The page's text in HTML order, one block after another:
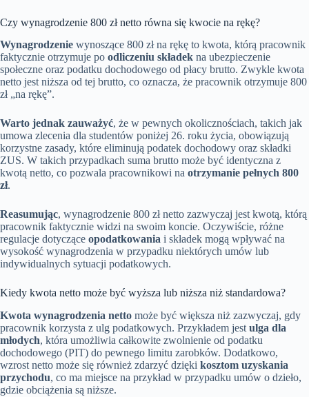
Czy wynagrodzenie 800 zł netto równa się kwocie na rękę?
Wynagrodzenie wynoszące 800 zł na rękę to kwota, którą pracownik
faktycznie otrzymuje po odliczeniu składek na ubezpieczenie
społeczne oraz podatku dochodowego od płacy brutto. Zwykle kwota
netto jest niższa od tej brutto, co oznacza, że pracownik otrzymuje 800
zł „na rękę”.
Warto jednak zauważyć, że w pewnych okolicznościach, takich jak
umowa zlecenia dla studentów poniżej 26. roku życia, obowiązują
korzystne zasady, które eliminują podatek dochodowy oraz składki
ZUS. W takich przypadkach suma brutto może być identyczna z
kwotą netto, co pozwala pracownikowi na otrzymanie pełnych 800
zł.
Reasumując, wynagrodzenie 800 zł netto zazwyczaj jest kwotą, którą
pracownik faktycznie widzi na swoim koncie. Oczywiście, różne
regulacje dotyczące opodatkowania i składek mogą wpływać na
wysokość wynagrodzenia w przypadku niektórych umów lub
indywidualnych sytuacji podatkowych.
Kiedy kwota netto może być wyższa lub niższa niż standardowa?
Kwota wynagrodzenia netto może być większa niż zazwyczaj, gdy
pracownik korzysta z ulg podatkowych. Przykładem jest ulga dla
młodych, która umożliwia całkowite zwolnienie od podatku
dochodowego (PIT) do pewnego limitu zarobków. Dodatkowo,
wzrost netto może się również zdarzyć dzięki kosztom uzyskania
przychodu, co ma miejsce na przykład w przypadku umów o dzieło,
gdzie obciążenia są niższe.